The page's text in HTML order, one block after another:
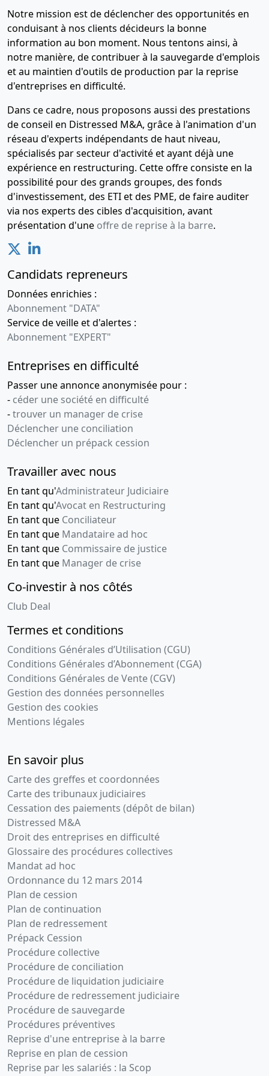
Notre mission est de déclencher des opportunités en
conduisant à nos clients décideurs la bonne
information au bon moment. Nous tentons ainsi, à
notre manière, de contribuer à la sauvegarde d'emplois
et au maintien d'outils de production par la reprise
d'entreprises en difficulté.
Dans ce cadre, nous proposons aussi des prestations
de conseil en Distressed M&A, grâce à l'animation d'un
réseau d'experts indépendants de haut niveau,
spécialisés par secteur d'activité et ayant déjà une
expérience en restructuring. Cette offre consiste en la
possibilité pour des grands groupes, des fonds
d'investissement, des ETI et des PME, de faire auditer
via nos experts des cibles d'acquisition, avant
présentation d'une offre de reprise à la barre.
Candidats repreneurs
Données enrichies :
Abonnement "DATA"
Service de veille et d'alertes :
Abonnement "EXPERT"
Entreprises en difficulté
Passer une annonce anonymisée pour :
- céder une société en difficulté
-trouver un manager de crise
Déclencher une conciliation
Déclencher un prépack cession
Travailler avec nous
En tant qu'Administrateur Judiciaire
En tant qu'Avocat en Restructuring
En tant que Conciliateur
En tant que Mandataire ad hoc
En tant que Commissaire de justice
En tant que Manager de crise
Co-investir à nos côtés
Club Deal
Termes et conditions
Conditions Générales d’Utilisation (CGU)
Conditions Générales d’Abonnement (CGA)
Conditions Générales de Vente (CGV)
Gestion des données personnelles
Gestion des cookies
Mentions légales
En savoir plus
Carte des greffes et coordonnées
Carte des tribunaux judiciaires
Cessation des paiements (dépôt de bilan)
Distressed M&A
Droit des entreprises en difficulté
Glossaire des procédures collectives
Mandat ad hoc
Ordonnance du 12 mars 2014
Plan de cession
Plan de continuation
Plan de redressement
Prépack Cession
Procédure collective
Procédure de conciliation
Procédure de liquidation judiciaire
Procédure de redressement judiciaire
Procédure de sauvegarde
Procédures préventives
Reprise d'une entreprise à la barre
Reprise en plan de cession
Reprise par les salariés : la Scop